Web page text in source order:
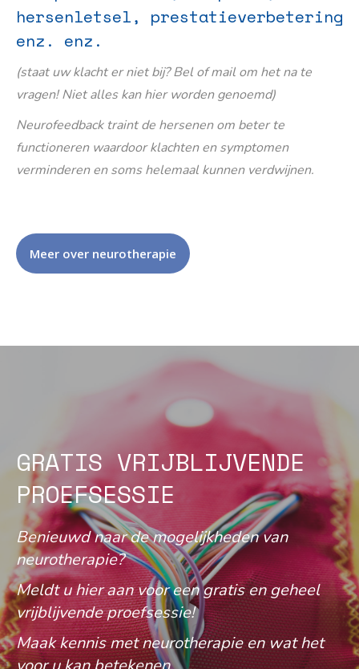
hersenletsel, prestatieverbetering
enz. enz.
(staat uw klacht er niet bij? Bel of mail om het na te
vragen! Niet alles kan hier worden genoemd)
Neurofeedback traint de hersenen om beter te
functioneren waardoor klachten en symptomen
verminderen en soms helemaal kunnen verdwijnen.
Meer over neurotherapie
GRATIS VRIJBLIJVENDE
PROEFSESSIE
Benieuwd naar de mogelijkheden van
neurotherapie?
Meldt u hier aan voor een gratis en geheel
vrijblijvende proefsessie!
Maak kennis met neurotherapie en wat het